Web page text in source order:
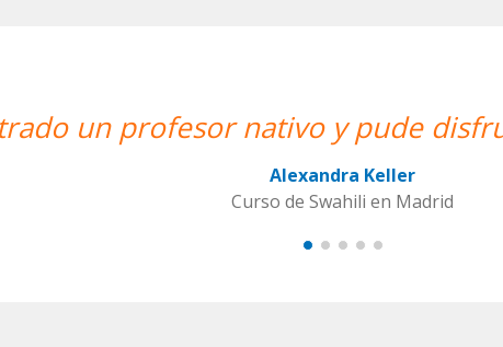
disfrutar de mis clases de Swahili.””